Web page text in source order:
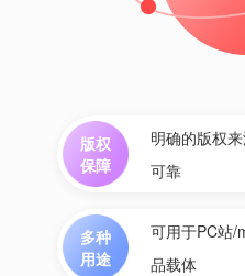
版权
保障
明确的版权
可靠
多种
用途
可用于PC站/
品载体